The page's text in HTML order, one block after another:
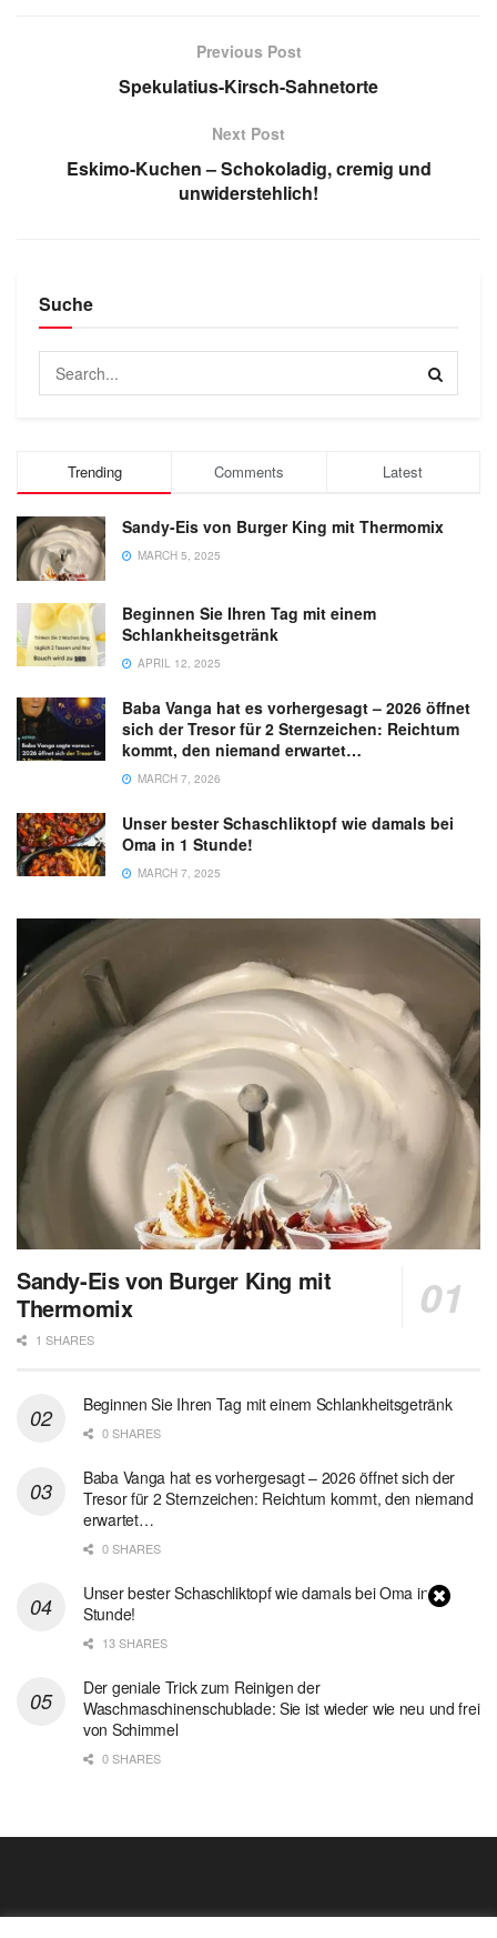
Previous Post
Spekulatius-Kirsch-Sahnetorte
Next Post
Eskimo-Kuchen – Schokoladig, cremig und
unwiderstehlich!
Suche
Trending Comments Latest
Sandy-Eis von Burger King mit Thermomix
MARCH 5, 2025
Beginnen Sie Ihren Tag mit einem
Schlankheitsgetränk
APRIL 12, 2025
Baba Vanga hat es vorhergesagt – 2026 öffnet
sich der Tresor für 2 Sternzeichen: Reichtum
kommt, den niemand erwartet…
MARCH 7, 2026
Unser bester Schaschliktopf wie damals bei
Oma in 1 Stunde!
MARCH 7, 2025
Sandy-Eis von Burger King mit
Thermomix
1 SHARES
Beginnen Sie Ihren Tag mit einem Schlankheitsgetränk
0 SHARES
Baba Vanga hat es vorhergesagt – 2026 öffnet sich der
Tresor für 2 Sternzeichen: Reichtum kommt, den niemand
erwartet…
0 SHARES
Unser bester Schaschliktopf wie damals bei Oma in 1
Stunde!
13 SHARES
Der geniale Trick zum Reinigen der
Waschmaschinenschublade: Sie ist wieder wie neu und frei
von Schimmel
0 SHARES